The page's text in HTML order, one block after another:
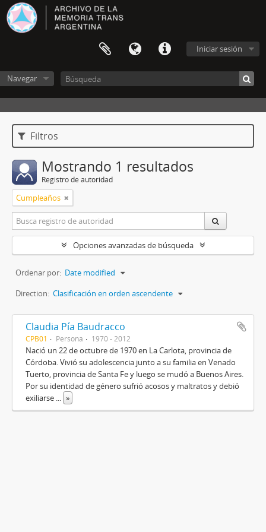
Iniciar sesión
Navegar
Filtros
Mostrando 1 resultados
Registro de autoridad
Cumpleaños
Opciones avanzadas de búsqueda
Ordenar por: Date modified
Direction: Clasificación en orden ascendente
Claudia Pía Baudracco
CPB01 Persona 1970 - 2012
Nació un 22 de octubre de 1970 en La Carlota, provincia de
Córdoba. Vivió su adolescencia junto a su familia en Venado
Tuerto, provincia de Santa Fe y luego se mudó a Buenos Aires.
Por su identidad de género sufrió acosos y maltratos y debió
exiliarse ... »